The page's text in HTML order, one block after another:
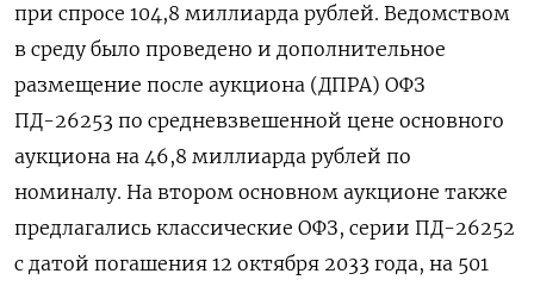
‌при спросе 104,8 миллиарда рублей. Ведомством
в ‌среду было проведено и дополнительное
размещение после аукциона (ДПРА) ОФЗ
ПД-26253 по средневзвешенной цене основного ​
аукциона на 46,8 миллиарда рублей по
номиналу. На втором основном аукционе также
предлагались классические ‌ОФЗ, серии ПД-26252
с датой погашения 12 октября 2033 года, на 501 ​